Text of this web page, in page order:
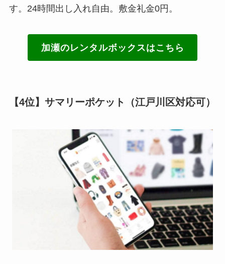
す。24時間出し入れ自由。敷金礼金0円。
加瀬のレンタルボックスはこちら
【4位】サマリーポケット（江戸川区対応可）